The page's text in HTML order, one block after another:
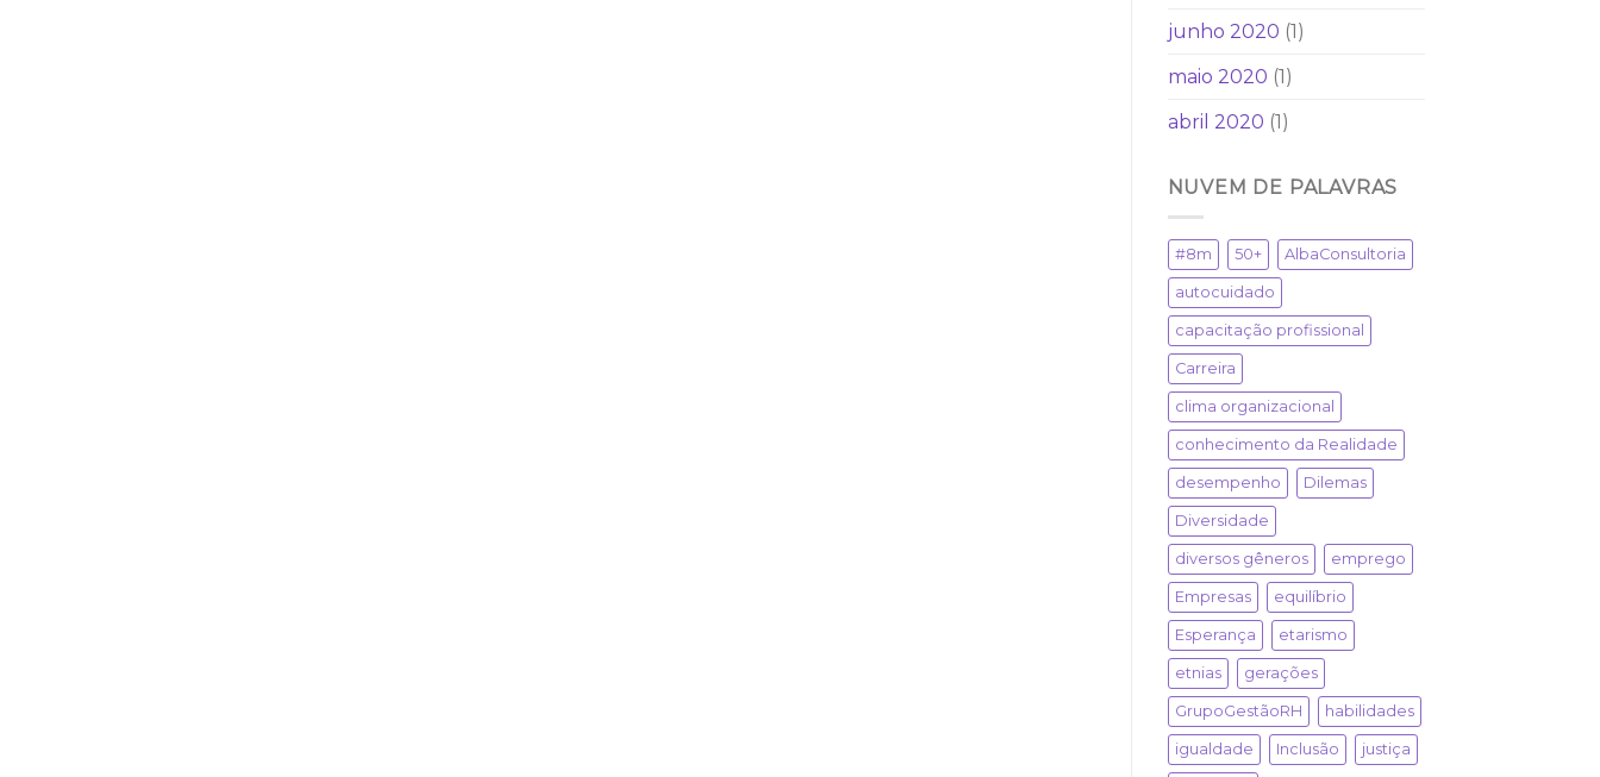
junho 2020 (1)
maio 2020 (1)
abril 2020 (1)
NUVEM DE PALAVRAS
#8m 50+ AlbaConsultoria
autocuidado
capacitação profissional
Carreira
clima organizacional
conhecimento da Realidade
desempenho Dilemas
Diversidade
diversos gêneros emprego
Empresas equilíbrio
Esperança etarismo
etnias gerações
GrupoGestãoRH habilidades
igualdade Inclusão justiça